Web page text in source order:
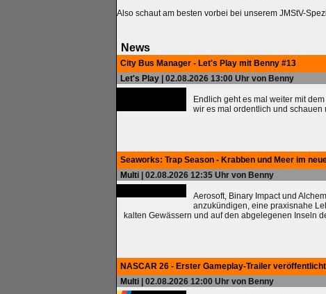
Also schaut am besten vorbei bei unserem JMStV-
News
City Bus Manager - Let's Play mit Benny #13
Let's Play | 02.08.2026 13:00 Uhr von Benny
Endlich geht es mal weiter mit dem
wir es mal ordentlich und
Seaworks: Trap Season - Krabben und Meer im
Multi | 02.08.2026 12:35 Uhr von Benny
Aerosoft, Binary Impact und
anzukündigen, eine praxisnahe
kalten Gewässern und auf den abgelegenen Inseln
NASCAR 26 - Erster Gameplay-Trailer veröffentlicht
Multi | 02.08.2026 12:00 Uhr von Benny